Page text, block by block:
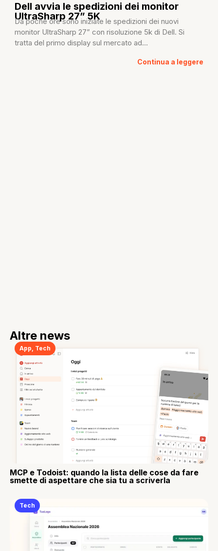
Dell avvia le spedizioni dei monitor
UltraSharp 27” 5K
Da poche ore sono iniziate le spedizioni dei nuovi
monitor UltraSharp 27” con risoluzione 5k di Dell. Si
tratta del primo display sul mercato ad...
Continua a leggere
Altre news
App Tech
MCP e Todoist: quando la lista delle cose da fare
smette di aspettare che sia tu a scriverla
Tech